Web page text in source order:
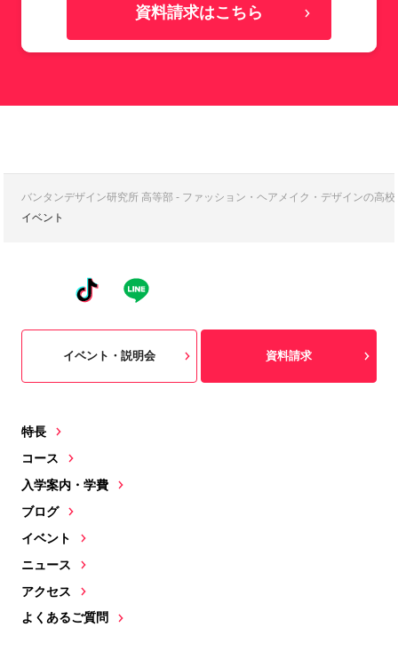
資料請求はこちら
バンタンデザイン研究所 高等部 - ファッション・ヘアメイク・デザインの高
イベント
特長
コース
入学案内・学費
ブログ
イベント
ニュース
アクセス
よくあるご質問
イベント・説明会 資料請求